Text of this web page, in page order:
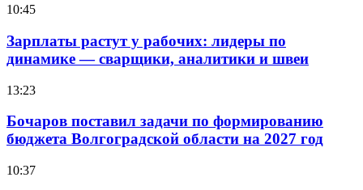
10:45
Зарплаты растут у рабочих: лидеры по
динамике — сварщики, аналитики и швеи
13:23
Бочаров поставил задачи по формированию
бюджета Волгоградской области на 2027 год
10:37